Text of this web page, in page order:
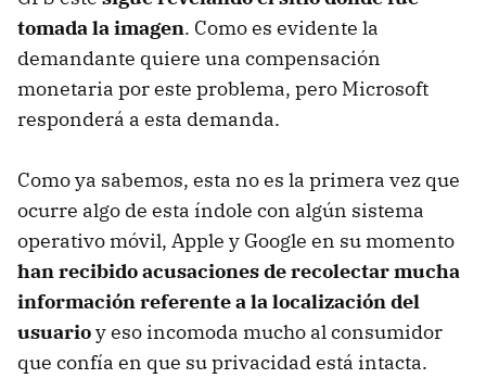
tomada la imagen. Como es evidente la
demandante quiere una compensación
monetaria por este problema, pero Microsoft
responderá a esta demanda.
Como ya sabemos, esta no es la primera vez que
ocurre algo de esta índole con algún sistema
operativo móvil, Apple y Google en su momento
han recibido acusaciones de recolectar mucha
información referente a la localización del
usuarioy eso incomoda mucho al consumidor
que confía en que su privacidad está intacta.